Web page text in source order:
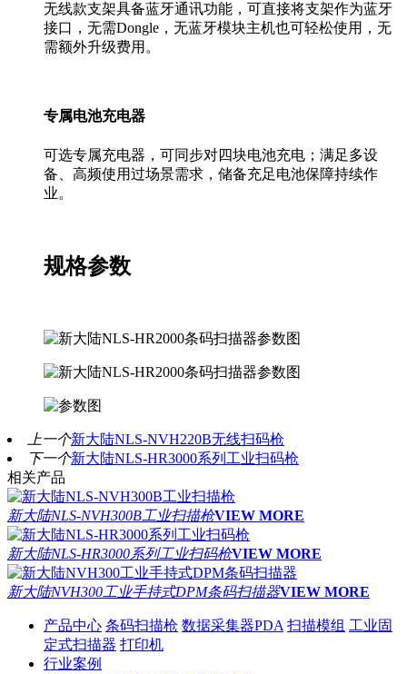
无线款支架具备蓝牙通讯功能，可直接将支架作为蓝牙
接口，无需Dongle，无蓝牙模块主机也可轻松使用，无
需额外升级费用。
专属电池充电器
可选专属充电器，可同步对四块电池充电；满足多设
备、高频使用过场景需求，储备充足电池保障持续作
业。
规格参数
上一个新大陆NLS-NVH220B无线扫码枪
下一个新大陆NLS-HR3000系列工业扫码枪
相关产品
新大陆NLS-NVH300B工业扫描枪VIEW MORE
新大陆NLS-HR3000系列工业扫码枪VIEW MORE
新大陆NVH300工业手持式DPM条码扫描器VIEW MORE
产品中心 条码扫描枪 数据采集器PDA 扫描模组 工业固
定式扫描器 打印机
行业案例